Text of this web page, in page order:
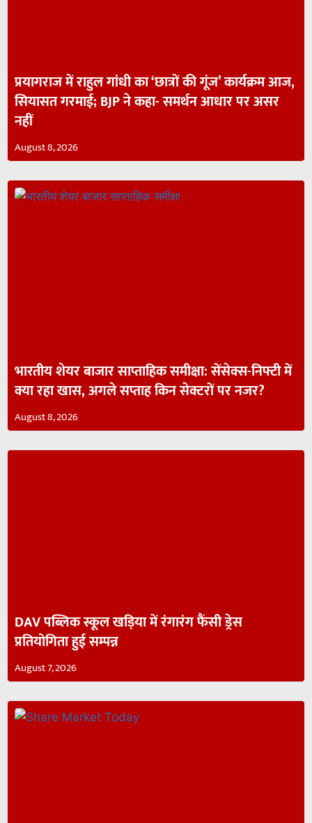
प्रयागराज में राहुल गांधी का ‘छात्रों की गूंज’ कार्यक्रम आज,
सियासत गरमाई; BJP ने कहा- समर्थन आधार पर असर
नहीं
August 8, 2026
भारतीय शेयर बाजार साप्ताहिक समीक्षा: सेंसेक्स-निफ्टी में
क्या रहा खास, अगले सप्ताह किन सेक्टरों पर नजर?
August 8, 2026
DAV पब्लिक स्कूल खड़िया में रंगारंग फैंसी ड्रेस
प्रतियोगिता हुई सम्पन्न
August 7, 2026